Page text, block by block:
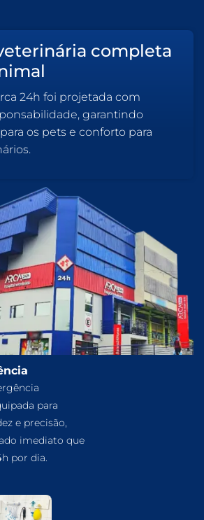
completa
24h foi projetada com
garantindo
os pets e conforto para
para
e precisão,
imediato que
por dia.